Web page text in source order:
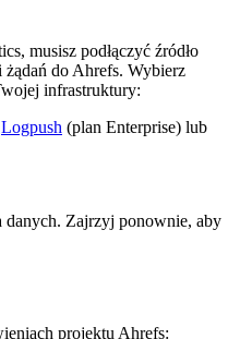
musisz podłączyć źródło
żądań do Ahrefs. Wybierz
infrastruktury:
Logpush (plan Enterprise) lub
danych. Zajrzyj ponownie, aby
projektu Ahrefs: